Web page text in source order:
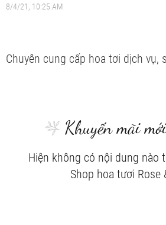
8/4/21, 10:25 AM
Chuyên cung cấp hoa tơi dịch vụ,
Khuyến mãi
Hiện không có nội dung nào
Shop hoa tươi Rose